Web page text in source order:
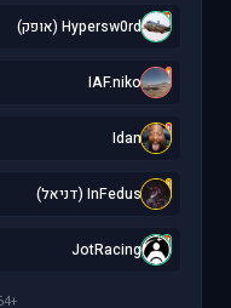
H Hypersw0rd (אופק)
I
IAF.niko
I
Idan
I InFedus (דניאל)
J
JotRacing
+64 מחוברים נוספים